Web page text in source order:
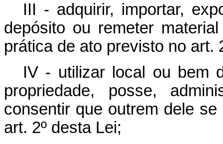
III - adquirir, importar,
depósito ou remeter
prática de ato previsto no art.
IV - utilizar local ou bem
propriedade, posse,
consentir que outrem dele
art. 2º desta Lei;